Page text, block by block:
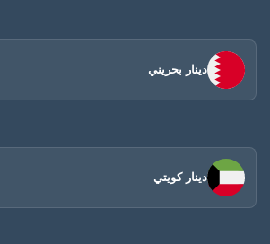
دينار بحريني
دينار كويتي